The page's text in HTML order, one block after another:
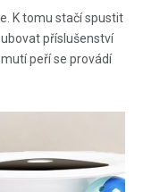
K tomu stačí spustit
příslušenství
peří se provádí